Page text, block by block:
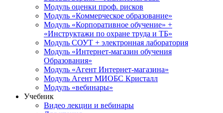
Модуль оценки проф. рисков
Модуль «Коммерческое образование»
Модуль «Корпоративное обучение» +
«Инструктажи по охране труда и ТБ»
Модуль СОУТ + электронная лаборатория
Модуль «Интернет-магазин обучения
Образования»
Модуль «Агент Интернет-магазина»
Модуль Агент МИОБС Кристалл
Модуль «вебинары»
Учебник
Видео лекции и вебинары